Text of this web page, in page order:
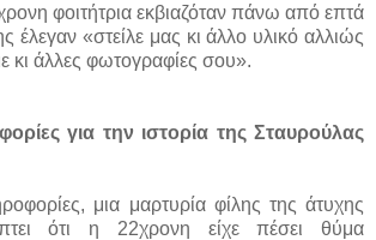
φοιτήτρια εκβιαζόταν πάνω από επτά
έλεγαν «στείλε μας κι άλλο υλικό αλλιώς
κι άλλες φωτογραφίες σου».
για την ιστορία της Σταυρούλας
μια μαρτυρία φίλης της άτυχης
ότι η 22χρονη είχε πέσει θύμα